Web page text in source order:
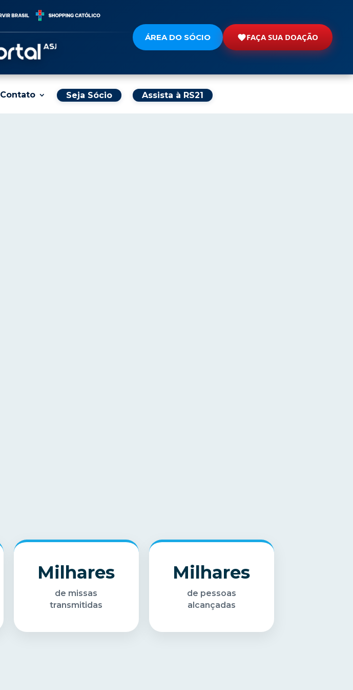
ÁREA DO SÓCIO FAÇA SUA DOAÇÃO
Contato Seja Sócio Assista à RS21
Milhares
de missas
transmitidas
Milhares
de pessoas
alcançadas